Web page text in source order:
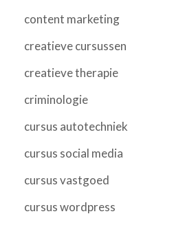
content marketing
creatieve cursussen
creatieve therapie
criminologie
cursus autotechniek
cursus social media
cursus vastgoed
cursus wordpress